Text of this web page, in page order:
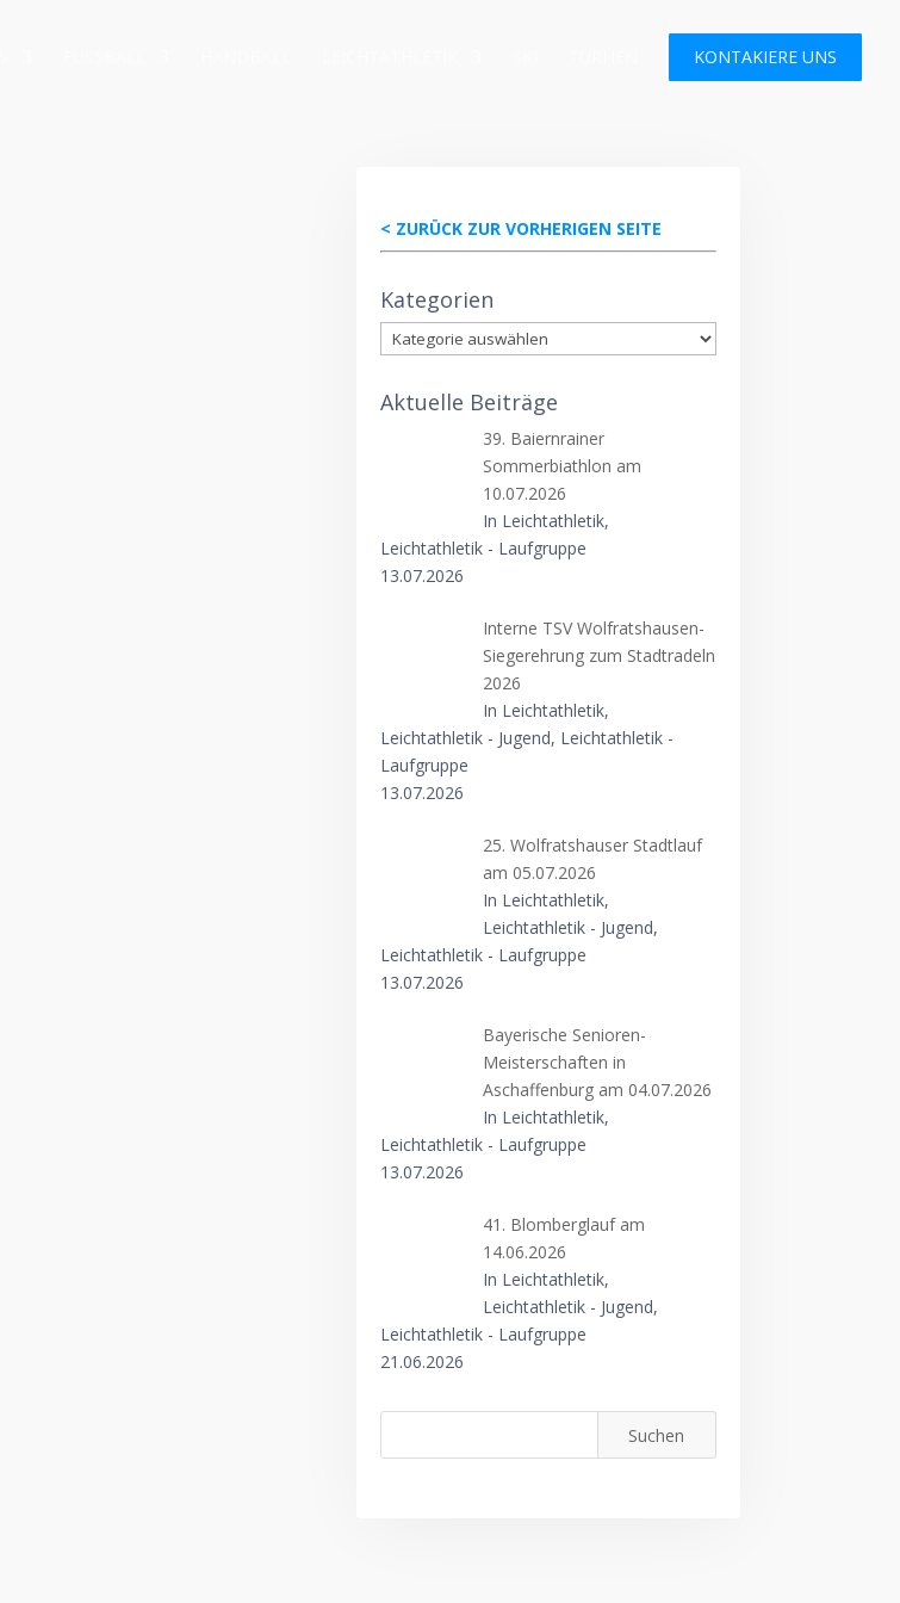
KONTAKIERE UNS
< ZURÜCK ZUR VORHERIGEN SEITE
Kategorien
Kategorien
Aktuelle Beiträge
39. Baiernrainer
Sommerbiathlon am
10.07.2026
In Leichtathletik,
Leichtathletik - Laufgruppe
13.07.2026
Interne TSV Wolfratshausen-
Siegerehrung zum Stadtradeln
2026
In Leichtathletik,
Leichtathletik - Jugend, Leichtathletik -
Laufgruppe
13.07.2026
25. Wolfratshauser Stadtlauf
am 05.07.2026
In Leichtathletik,
Leichtathletik - Jugend,
Leichtathletik - Laufgruppe
13.07.2026
Bayerische Senioren-
Meisterschaften in
Aschaffenburg am 04.07.2026
In Leichtathletik,
Leichtathletik - Laufgruppe
13.07.2026
41. Blomberglauf am
14.06.2026
In Leichtathletik,
Leichtathletik - Jugend,
Leichtathletik - Laufgruppe
21.06.2026